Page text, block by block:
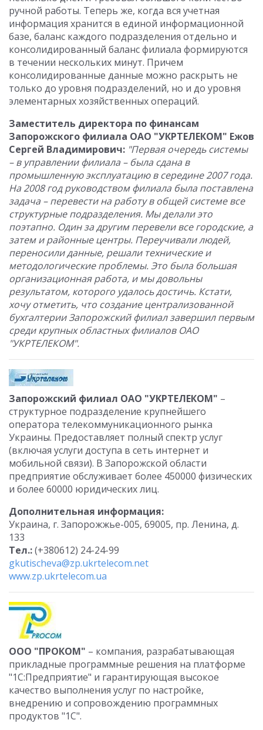
ручной работы. Теперь же, когда вся учетная
информация хранится в единой информационной
базе, баланс каждого подразделения отдельно и
консолидированный баланс филиала формируются
в течении нескольких минут. Причем
консолидированные данные можно раскрыть не
только до уровня подразделений, но и до уровня
элементарных хозяйственных операций.
Заместитель директора по финансам
Запорожского филиала ОАО "УКРТЕЛЕКОМ" Ежов
Сергей Владимирович: "Первая очередь системы
– в управлении филиала – была сдана в
промышленную эксплуатацию в середине 2007 года.
На 2008 год руководством филиала была поставлена
задача – перевести на работу в общей системе все
структурные подразделения. Мы делали это
поэтапно. Один за другим перевели все городские, а
затем и районные центры. Переучивали людей,
переносили данные, решали технические и
методологические проблемы. Это была большая
организационная работа, и мы довольны
результатом, которого удалось достичь. Кстати,
хочу отметить, что создание централизованной
бухгалтерии Запорожский филиал завершил первым
среди крупных областных филиалов ОАО
"УКРТЕЛЕКОМ".
Запорожский филиал ОАО "УКРТЕЛЕКОМ" –
структурное подразделение крупнейшего
оператора телекоммуникационного рынка
Украины. Предоставляет полный спектр услуг
(включая услуги доступа в сеть интернет и
мобильной связи). В Запорожской области
предприятие обслуживает более 450000 физических
и более 60000 юридических лиц.
Дополнительная информация:
Украина, г. Запорожжье-005, 69005, пр. Ленина, д.
133
Тел.:(+380612) 24-24-99
gkutischeva@zp.ukrtelecom.net
www.zp.ukrtelecom.ua
ООО "ПРОКОМ" – компания, разрабатывающая
прикладные программные решения на платформе
"1С:Предприятие" и гарантирующая высокое
качество выполнения услуг по настройке,
внедрению и сопровождению программных
продуктов "1С".